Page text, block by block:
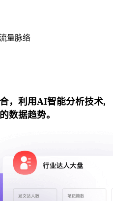
量脉络
，利用AI智能分析技术,
数据趋势。